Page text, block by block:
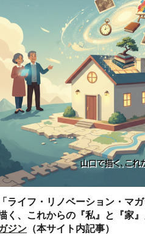
ライフ・リノベーション・マ
く、これからの『私』と『家』
ジン （本サイト内記事）